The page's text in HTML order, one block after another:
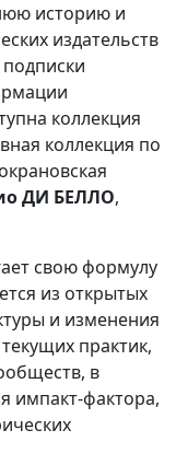
историю и
издательств
коллекция
коллекция по
ДИ БЕЛЛО,
свою формулу
из открытых
и изменения
практик,
в
импакт-фактора,